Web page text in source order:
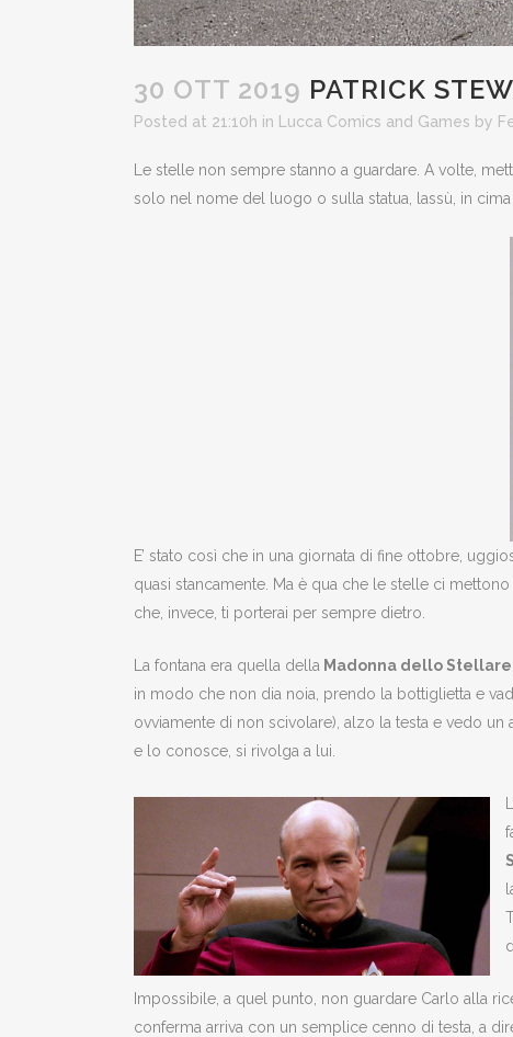
30 OTT 2019 PATRICK
Posted at 21:10h in Lucca Comics and Games by
Le stelle non sempre stanno a guardare. A volte,
solo nel nome del luogo o sulla statua, lassù, in
E’ stato così che in una giornata di fine ottobre,
quasi stancamente. Ma è qua che le stelle ci
che, invece, ti porterai per sempre dietro.
La fontana era quella della Madonna dello Stellare
in modo che non dia noia, prendo la bottiglietta e
ovviamente di non scivolare), alzo la testa e vedo un
e lo conosce, si rivolga a lui.
Impossibile, a quel punto, non guardare Carlo alla
conferma arriva con un semplice cenno di testa, a